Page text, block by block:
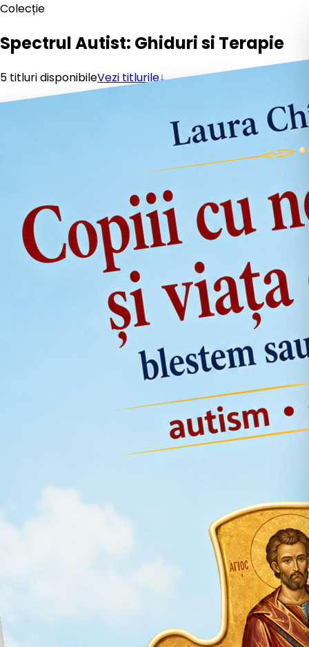
Colecție
Spectrul Autist: Ghiduri si Terapie
5 titluridisponibileVezi titlurile↓